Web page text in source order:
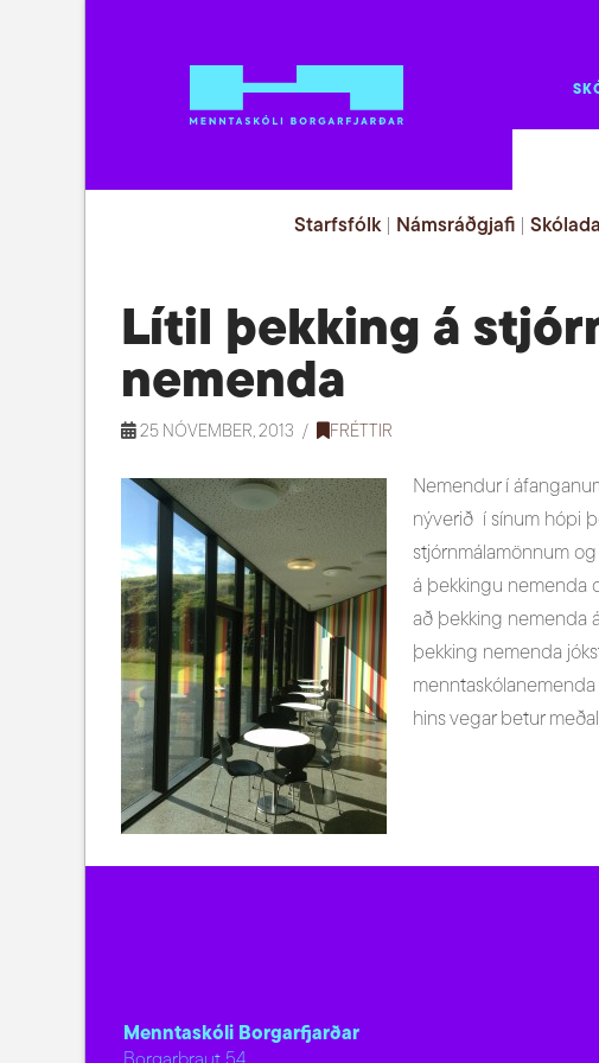
Starfsfólk| Námsráðgjafi
Lítil þekking á
nemenda
25 NÓVEMBER, 2013 FRÉTTIR
Nemendur í
nýverið í sínum hópi
stjórnmálamönnum
á þekkingu nemenda
að þekking nemenda
þekking nemenda
hins vegar betur
Menntaskóli Borgarfjarðar